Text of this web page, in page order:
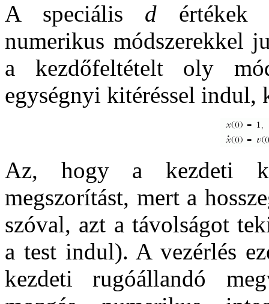
A speciális d értékek
numerikus módszerekkel
a kezdőfeltételt oly
egységnyi kitéréssel indul,
Az, hogy a kezdeti
megszorítást, mert a
szóval, azt a távolságot
a test indul). A vezérlés
kezdeti rugóállandó